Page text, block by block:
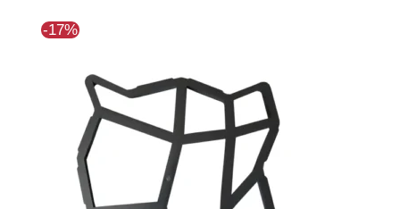
-17%
era:
$12.351.
es:
$10.284.